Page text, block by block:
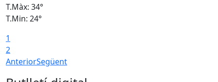
T.Màx: 34°
T.Min: 24°
1
2
AnteriorSegüent